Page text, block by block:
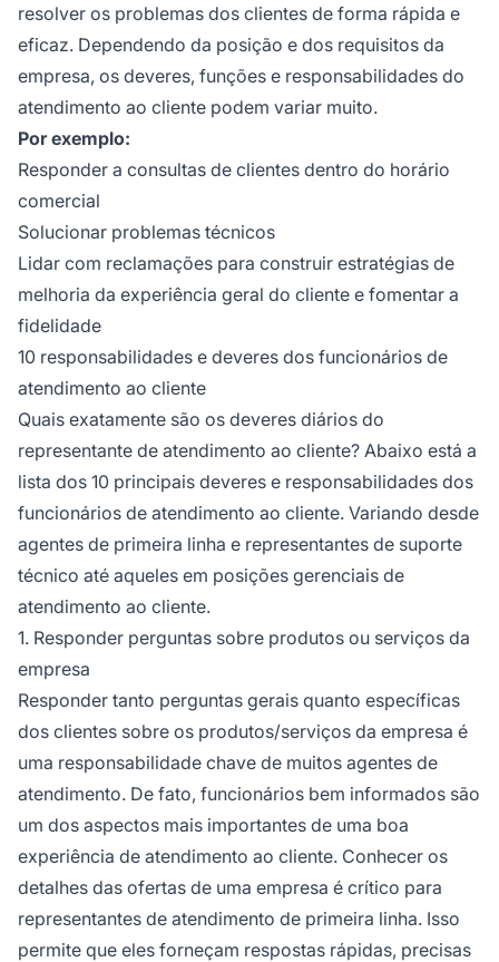
resolver os problemas dos clientes de forma rápida e
eficaz. Dependendo da posição e dos requisitos da
empresa, os deveres, funções e responsabilidades do
atendimento ao cliente podem variar muito.
Por exemplo:
Responder a consultas de clientes dentro do horário
comercial
Solucionar problemas técnicos
Lidar com reclamações para construir estratégias de
melhoria da experiência geral do cliente e fomentar a
fidelidade
10 responsabilidades e deveres dos funcionários de
atendimento ao cliente
Quais exatamente são os deveres diários do
representante de atendimento ao cliente? Abaixo está a
lista dos 10 principais deveres e responsabilidades dos
funcionários de atendimento ao cliente. Variando desde
agentes de primeira linha e representantes de suporte
técnico até aqueles em posições gerenciais de
atendimento ao cliente.
1. Responder perguntas sobre produtos ou serviços da
empresa
Responder tanto perguntas gerais quanto específicas
dos clientes sobre os produtos/serviços da empresa é
uma responsabilidade chave de muitos agentes de
atendimento. De fato, funcionários bem informados são
um dos aspectos mais importantes de uma boa
experiência de atendimento ao cliente. Conhecer os
detalhes das ofertas de uma empresa é crítico para
representantes de atendimento de primeira linha. Isso
permite que eles forneçam respostas rápidas, precisas